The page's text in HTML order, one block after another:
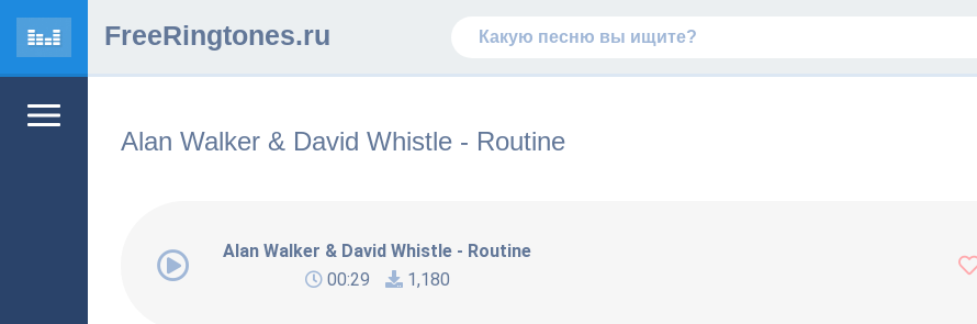
FreeRingtones.ru
Alan Walker & David Whistle - Routine
Alan Walker & David Whistle - Routine
00:29
1,180